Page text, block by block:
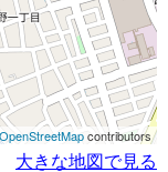
OpenStreetMapcontributors
大きな地図で見る